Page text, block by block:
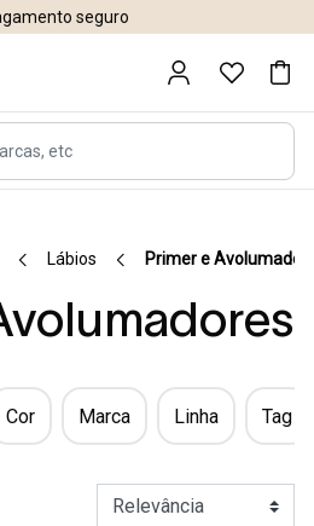
seguro
Lábios Primer e
Cor Marca Linha Tag